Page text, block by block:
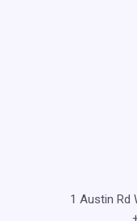
1 Austin Rd